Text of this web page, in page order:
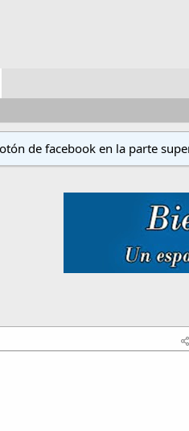
de facebook en la parte